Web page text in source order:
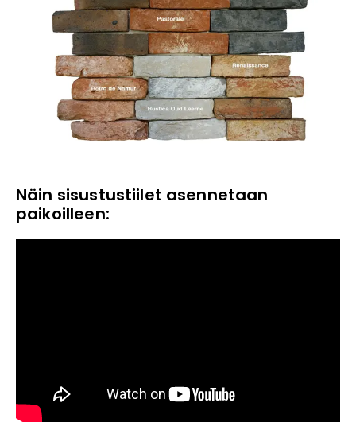
Näin sisustustiilet asennetaan
paikoilleen: